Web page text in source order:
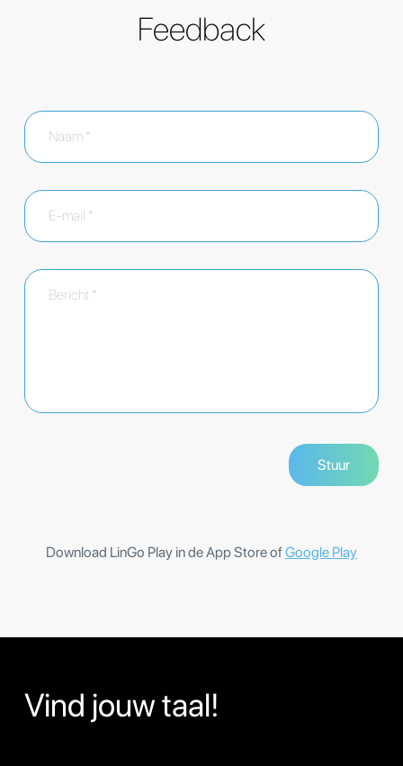
Feedback
Download LinGo Play in de App Store ofGoogle Play
Vind jouw taal!